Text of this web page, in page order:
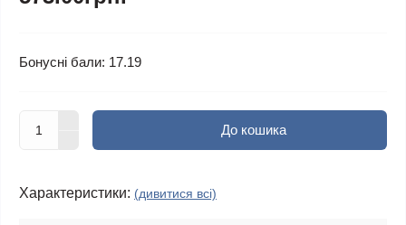
Бонусні бали: 17.19
До кошика
Характеристики: (дивитися всі)